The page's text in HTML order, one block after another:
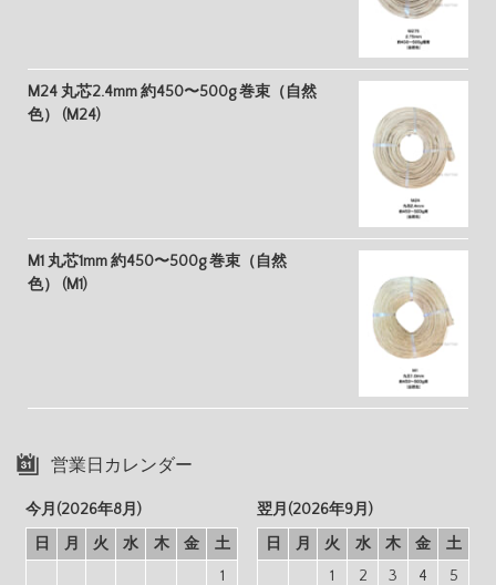
M24 丸芯2.4mm 約450〜500g 巻束（自然
色） (M24)
M1 丸芯1mm 約450〜500g 巻束（自然
色） (M1)
営業日カレンダー
今月(2026年8月)
日
月 火 水 木 金
土
1
翌月(2026年9月)
日
月 火 水 木 金
土
1
2 3 4 5